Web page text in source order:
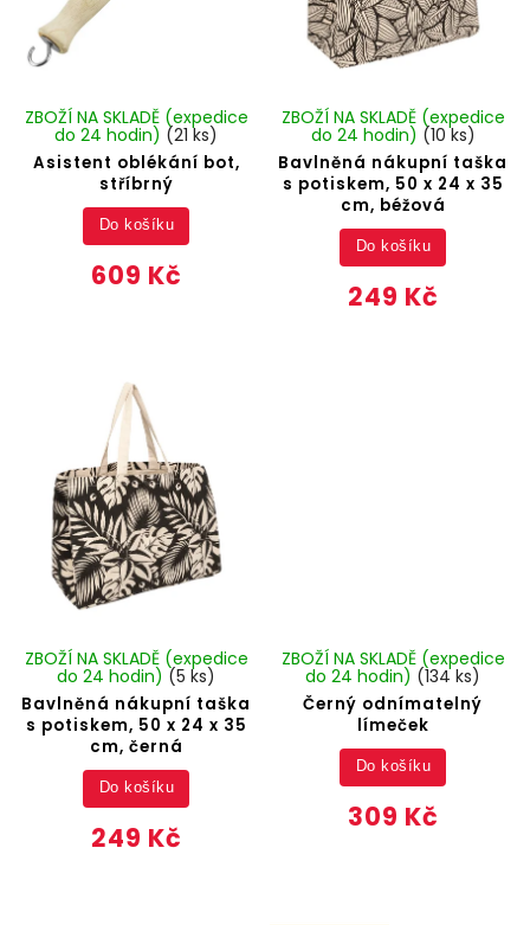
Asistent oblékání bot,
stříbrný
ZBOŽÍ NA SKLADĚ (expedice
do 24 hodin) (21 ks)
609 Kč
Do košíku
Bavlněná nákupní taška
s potiskem, 50 x 24 x 35
cm, béžová
ZBOŽÍ NA SKLADĚ (expedice
do 24 hodin) (10 ks)
249 Kč
Do košíku
Bavlněná nákupní taška
s potiskem, 50 x 24 x 35
cm, černá
ZBOŽÍ NA SKLADĚ (expedice
do 24 hodin) (5 ks)
249 Kč
Do košíku
Černý odnímatelný
límeček
ZBOŽÍ NA SKLADĚ (expedice
do 24 hodin) (134 ks)
309 Kč
Do košíku